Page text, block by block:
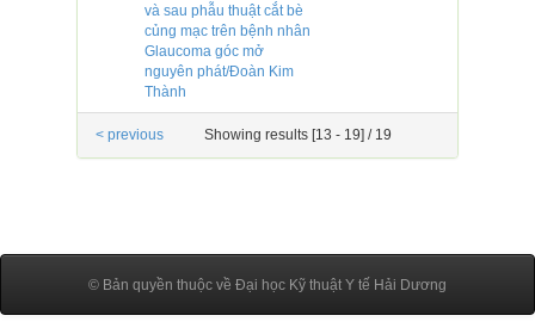
và sau phẫu thuật cắt bè
củng mạc trên bệnh nhân
Glaucoma góc mở
nguyên phát/Đoàn Kim
Thành
Showing results [13 - 19] / 19
< previous
© Bản quyền thuộc về Đại học Kỹ thuật Y tế Hải Dương